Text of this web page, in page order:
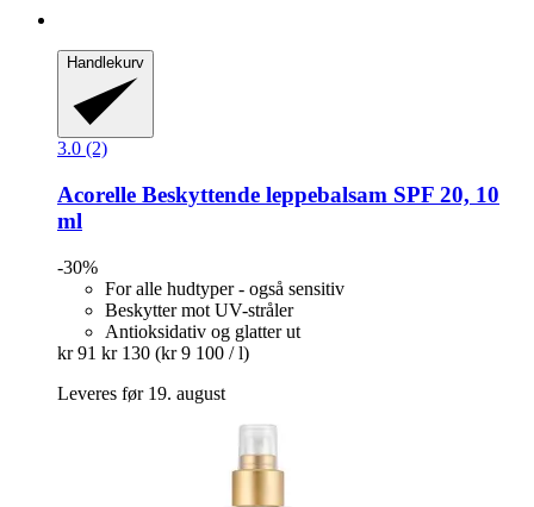
Handlekurv
3.0 (2)
Acorelle Beskyttende leppebalsam SPF 20, 10
ml
-30%
For alle hudtyper - også sensitiv
Beskytter mot UV-stråler
Antioksidativ og glatter ut
kr 91 kr 130 (kr 9 100 / l)
Leveres før 19. august